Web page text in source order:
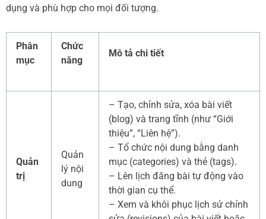
dụng và phù hợp cho mọi đối tượng.
Phân
mục
Chức
năng
Mô tả chi tiết
Quản
trị
Quản
lý nội
dung
– Tạo, chỉnh sửa, xóa bài viết
(blog) và trang tĩnh (như “Giới
thiệu”, “Liên hệ”).
– Tổ chức nội dung bằng danh
mục (categories) và thẻ (tags).
– Lên lịch đăng bài tự động vào
thời gian cụ thể.
– Xem và khôi phục lịch sử chỉnh